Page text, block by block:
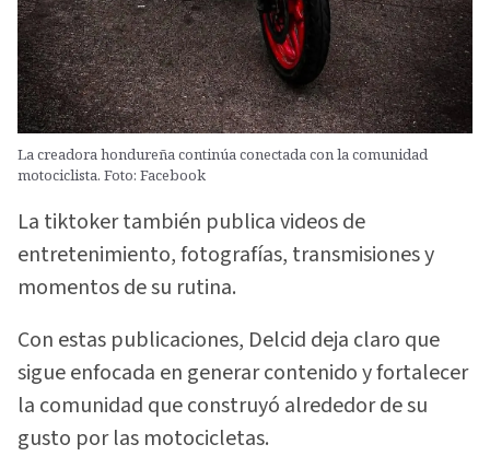
La creadora hondureña continúa conectada con la comunidad
motociclista. Foto: Facebook
La tiktoker también publica videos de
entretenimiento, fotografías, transmisiones y
momentos de su rutina.
Con estas publicaciones, Delcid deja claro que
sigue enfocada en generar contenido y fortalecer
la comunidad que construyó alrededor de su
gusto por las motocicletas.